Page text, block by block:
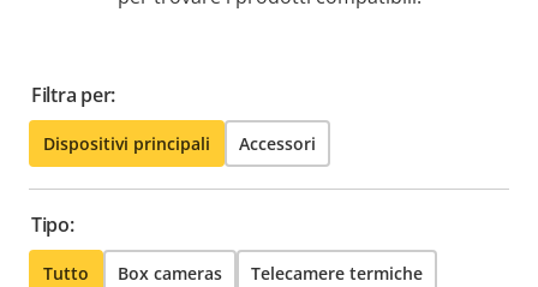
Filtra per:
Dispositivi principali Accessori
Tipo:
Tutto Box cameras Telecamere termiche